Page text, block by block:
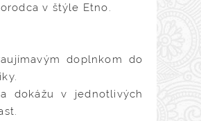
v štýle Etno.
doplnkom do
dokážu v jednotlivých